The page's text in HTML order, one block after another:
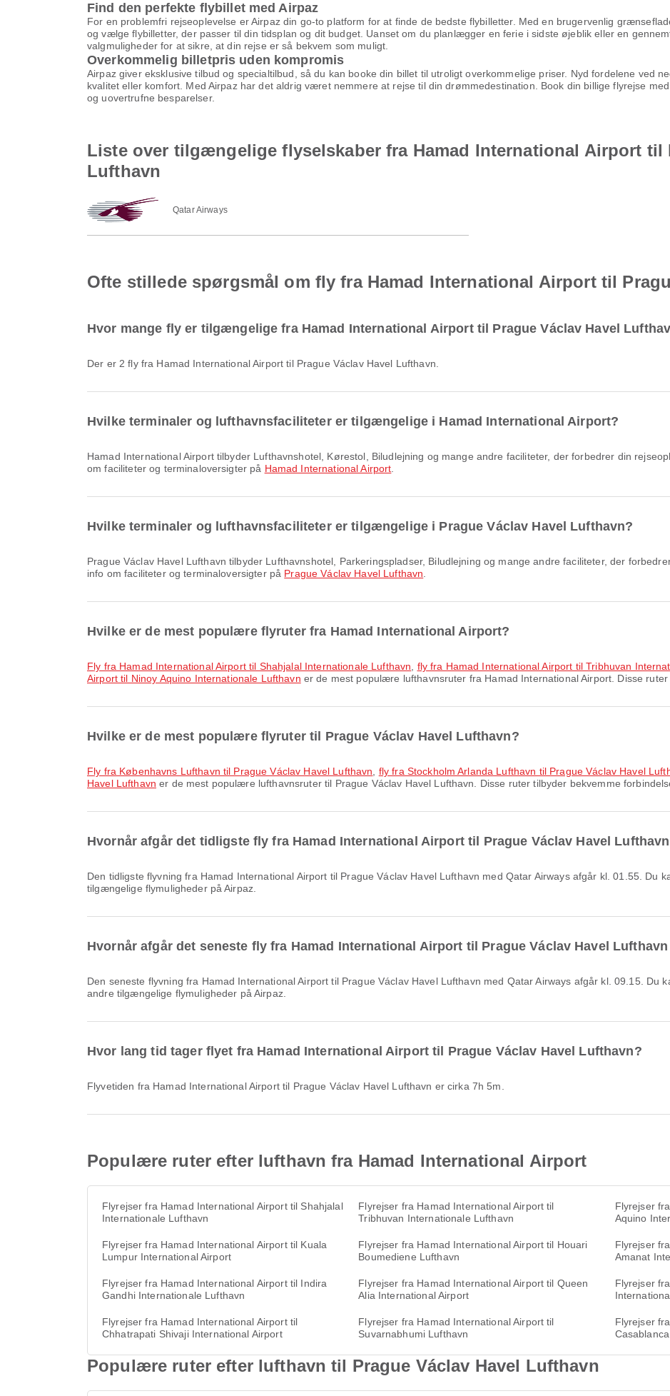
Find den perfekte flybillet med Airpaz
For en problemfri rejseoplevelse er Airpaz din go-to platform for at finde de bedste flybilletter. Med en brugervenlig
og vælge flybilletter, der passer til din tidsplan og dit budget. Uanset om du planlægger en ferie i sidste øjeblik eller en
valgmuligheder for at sikre, at din rejse er så bekvem som muligt.
Overkommelig billetpris uden kompromis
Airpaz giver eksklusive tilbud og specialtilbud, så du kan booke din billet til utroligt overkommelige priser. Nyd fordelene ved
kvalitet eller komfort. Med Airpaz har det aldrig været nemmere at rejse til din drømmedestination. Book din billige flyrejse
og uovertrufne besparelser.
Liste over tilgængelige flyselskaber fra Hamad International Airport til
Lufthavn
Qatar Airways
Ofte stillede spørgsmål om fly fra Hamad International Airport til
Hvor mange fly er tilgængelige fra Hamad International Airport til Prague Václav Havel
Der er 2 fly fra Hamad International Airport til Prague Václav Havel Lufthavn.
Hvilke terminaler og lufthavnsfaciliteter er tilgængelige i Hamad International Airport?
Hamad International Airport tilbyder Lufthavnshotel, Kørestol, Biludlejning og mange andre faciliteter, der forbedrer din rejseoplevelse. Du kan se detaljerede oplysninger
om faciliteter og terminaloversigter på Hamad International Airport
Hvilke terminaler og lufthavnsfaciliteter er tilgængelige i Prague Václav Havel Lufthavn?
Prague Václav Havel Lufthavn tilbyder Lufthavnshotel, Parkeringspladser, Biludlejning og mange andre faciliteter, der forbedrer din rejseoplevelse. Du kan se detaljeret
info om faciliteter og terminaloversigter på Prague Václav Havel Lufthavn
Hvilke er de mest populære flyruter fra Hamad International Airport?
fly fra Hamad International Airport til Shahjalal Internationale Lufthavn fly fra Hamad International Airport til Tribhuvan
Airport til Ninoy Aquino Internationale Lufthavn er de mest populære lufthavnsruter fra Hamad International Airport. Disse
Hvilke er de mest populære flyruter til Prague Václav Havel Lufthavn?
fly fra Københavns Lufthavn til Prague Václav Havel Lufthavn fly fra Stockholm Arlanda Lufthavn til Prague Václav Havel
Havel Lufthavn er de mest populære lufthavnsruter til Prague Václav Havel Lufthavn. Disse ruter tilbyder bekvemme
Hvornår afgår det tidligste fly fra Hamad International Airport til Prague Václav Havel
Den tidligste flyvning fra Hamad International Airport til Prague Václav Havel Lufthavn med Qatar Airways afgår kl. 01.55. Du kan se denne tidsplan og sammenligne andre
tilgængelige flymuligheder på Airpaz.
Hvornår afgår det seneste fly fra Hamad International Airport til Prague Václav Havel Lufthavn
Den seneste flyvning fra Hamad International Airport til Prague Václav Havel Lufthavn med Qatar Airways afgår kl. 09.15. Du kan se denne tidsplan og sammenligne
andre tilgængelige flymuligheder på Airpaz.
Hvor lang tid tager flyet fra Hamad International Airport til Prague Václav Havel Lufthavn?
Flyvetiden fra Hamad International Airport til Prague Václav Havel Lufthavn er cirka 7h 5m.
Populære ruter efter lufthavn fra Hamad International Airport
Flyrejser fra Hamad International Airport til Shahjalal
Internationale Lufthavn
Flyrejser fra Hamad International Airport til
Tribhuvan Internationale Lufthavn
Flyrejser
Aquino
Flyrejser fra Hamad International Airport til Kuala
Lumpur International Airport
Flyrejser fra Hamad International Airport til Houari
Boumediene Lufthavn
Flyrejser
Amanat
Flyrejser fra Hamad International Airport til Indira
Gandhi Internationale Lufthavn
Flyrejser fra Hamad International Airport til Queen
Alia International Airport
Flyrejser
Flyrejser fra Hamad International Airport til
Chhatrapati Shivaji International Airport
Flyrejser fra Hamad International Airport til
Suvarnabhumi Lufthavn
Flyrejser
Populære ruter efter lufthavn til Prague Václav Havel Lufthavn